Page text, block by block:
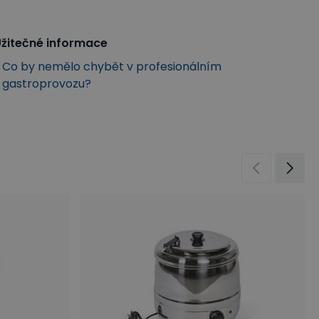
informace
Co by nemělo chybět v profesionálním
gastroprovozu?